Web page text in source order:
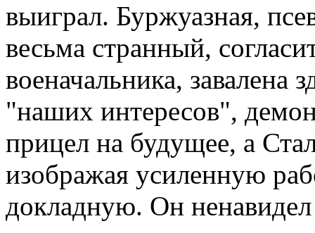
выиграл. Буржуазная,
весьма странный,
военачальника, завалена
"наших интересов",
прицел на будущее, а
изображая усиленную
докладную. Он